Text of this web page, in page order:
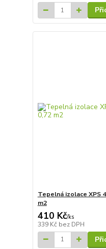
Tepelná izolace XPS
m2
410 Kč/ks
339 Kč bez DPH